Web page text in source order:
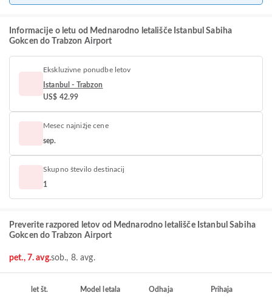
Informacije o letu od Mednarodno letališče Istanbul Sabiha
Gokcen do Trabzon Airport
Ekskluzivne ponudbe letov
Istanbul - Trabzon
US$ 42.99
Mesec najnižje cene
sep.
Skupno število destinacij
1
Preverite razpored letov od Mednarodno letališče Istanbul Sabiha
Gokcen do Trabzon Airport
pet., 7. avg.sob., 8. avg.
let št. Model letala Odhaja Prihaja